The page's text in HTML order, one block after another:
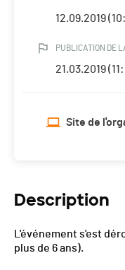
12.09.2019
PUBLICATION DE
21.03.2019
Site de
Description
L'événement s'est
plus de 6 ans).